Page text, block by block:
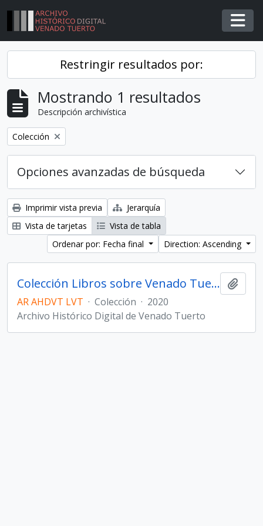
Skip to main content
Restringir resultados por:
Mostrando 1 resultados
Descripción archivística
Remover filtro
Colección
Opciones avanzadas de búsqueda
Imprimir vista previa
Jerarquía
Vista de tarjetas
Vista de tabla
Ordenar por: Fecha final
Direction: Ascending
Colección Libros sobre Venado Tuerto y la región
AR AHDVT LVT · Colección · 2020
Archivo Histórico Digital de Venado Tuerto